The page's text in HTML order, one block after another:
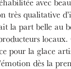
très qualitative
la part belle au
pour la glace
dès la